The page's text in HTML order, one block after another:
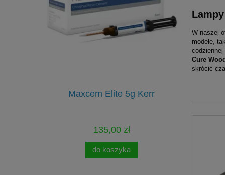
Maxcem Elite 5g Kerr
135,00 zł
do koszyka
W naszej
modele,
Cure
skrócić